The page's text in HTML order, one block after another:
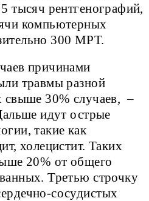
тысяч рентгенографий,
компьютерных
300 МРТ.
причинами
травмы разной
свыше 30% случаев, –
идут острые
такие как
холецистит. Таких
20% от общего
Третью строчку
сосудистых